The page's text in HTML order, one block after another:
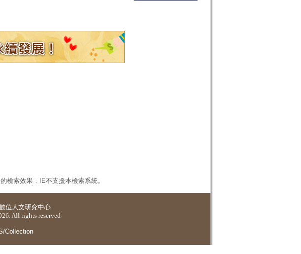
檢索效果，IE不支援本檢索系統。
位人文研究中心
All rights reserved
Collection